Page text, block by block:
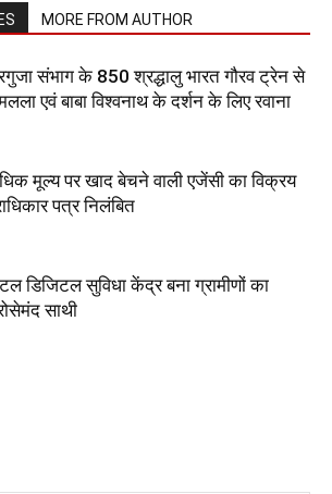
MORE FROM AUTHOR
संभाग के 850 श्रद्धालु भारत गौरव ट्रेन से
एवं बाबा विश्वनाथ के दर्शन के लिए रवाना
मूल्य पर खाद बेचने वाली एजेंसी का विक्रय
पत्र निलंबित
डिजिटल सुविधा केंद्र बना ग्रामीणों का
साथी